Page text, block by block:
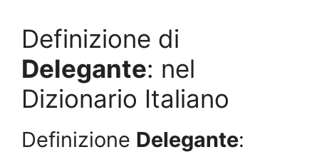
Definizione di
Delegante: nel
Dizionario Italiano
Definizione Delegante: